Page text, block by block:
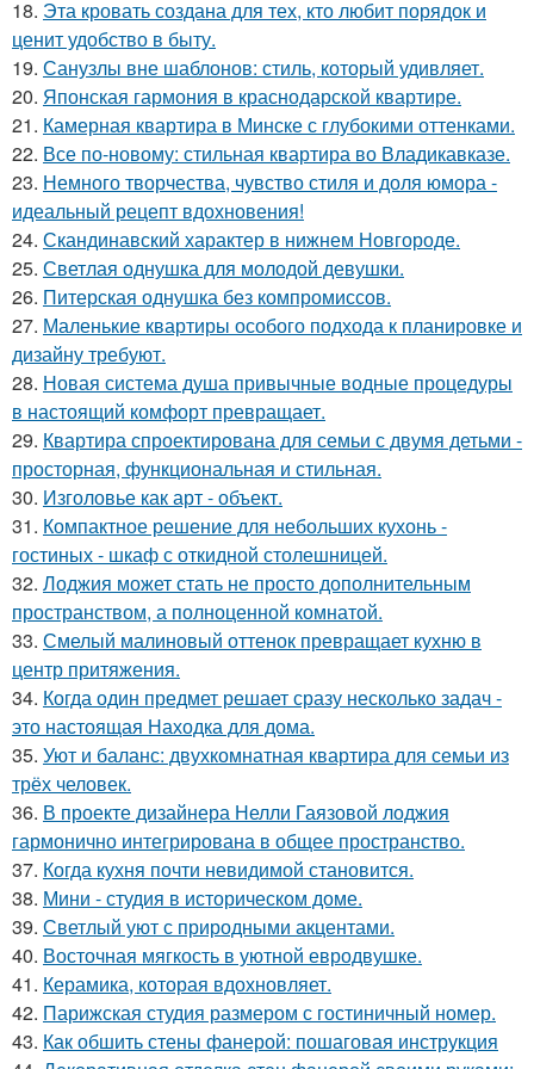
18. Эта кровать создана для тех, кто любит порядок и
ценит удобство в быту.
19. Санузлы вне шаблонов: стиль, который удивляет.
20. Японская гармония в краснодарской квартире.
21. Камерная квартира в Минске с глубокими оттенками.
22. Все по-новому: стильная квартира во Владикавказе.
23. Немного творчества, чувство стиля и доля юмора -
идеальный рецепт вдохновения!
24. Скандинавский характер в нижнем Новгороде.
25. Светлая однушка для молодой девушки.
26. Питерская однушка без компромиссов.
27. Маленькие квартиры особого подхода к планировке и
дизайну требуют.
28. Новая система душа привычные водные процедуры
в настоящий комфорт превращает.
29. Квартира спроектирована для семьи с двумя детьми -
просторная, функциональная и стильная.
30. Изголовье как арт - объект.
31. Компактное решение для небольших кухонь -
гостиных - шкаф с откидной столешницей.
32. Лоджия может стать не просто дополнительным
пространством, а полноценной комнатой.
33. Смелый малиновый оттенок превращает кухню в
центр притяжения.
34. Когда один предмет решает сразу несколько задач -
это настоящая Находка для дома.
35. Уют и баланс: двухкомнатная квартира для семьи из
трёх человек.
36. В проекте дизайнера Нелли Гаязовой лоджия
гармонично интегрирована в общее пространство.
37. Когда кухня почти невидимой становится.
38. Мини - студия в историческом доме.
39. Светлый уют с природными акцентами.
40. Восточная мягкость в уютной евродвушке.
41. Керамика, которая вдохновляет.
42. Парижская студия размером с гостиничный номер.
43. Как обшить стены фанерой: пошаговая инструкция